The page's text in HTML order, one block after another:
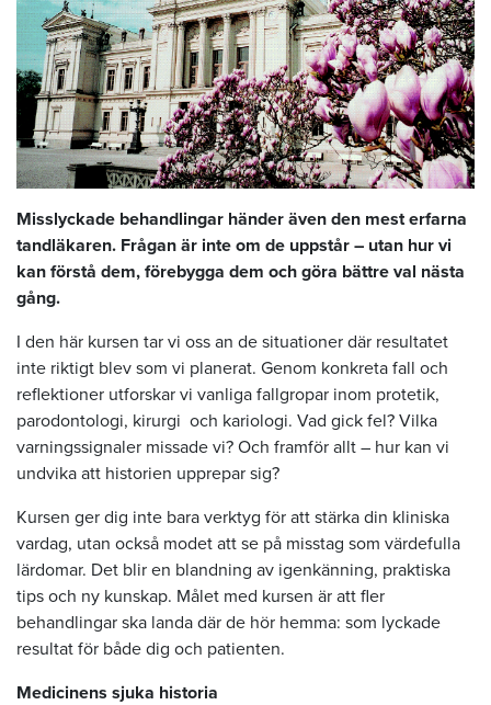
Misslyckade behandlingar händer även den mest erfarna
tandläkaren. Frågan är inte om de uppstår – utan hur vi
kan förstå dem, förebygga dem och göra bättre val nästa
gång.
I den här kursen tar vi oss an de situationer där resultatet
inte riktigt blev som vi planerat. Genom konkreta fall och
reflektioner utforskar vi vanliga fallgropar inom protetik,
parodontologi, kirurgi och kariologi. Vad gick fel? Vilka
varningssignaler missade vi? Och framför allt – hur kan vi
undvika att historien upprepar sig?
Kursen ger dig inte bara verktyg för att stärka din kliniska
vardag, utan också modet att se på misstag som värdefulla
lärdomar. Det blir en blandning av igenkänning, praktiska
tips och ny kunskap. Målet med kursen är att fler
behandlingar ska landa där de hör hemma: som lyckade
resultat för både dig och patienten.
Medicinens sjuka historia